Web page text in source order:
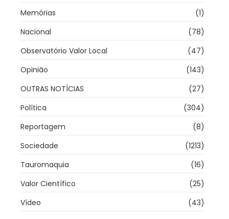
Memórias
(1)
Nacional
(78)
Observatório Valor Local
(47)
Opinião
(143)
OUTRAS NOTÍCIAS
(27)
Política
(304)
Reportagem
(8)
Sociedade
(1213)
Tauromaquia
(16)
Valor Científico
(25)
Vídeo
(43)